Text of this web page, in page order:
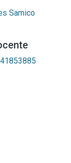
Samico